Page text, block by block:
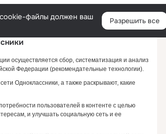
Помощь
cookie-файлы должен ваш
Разрешить все